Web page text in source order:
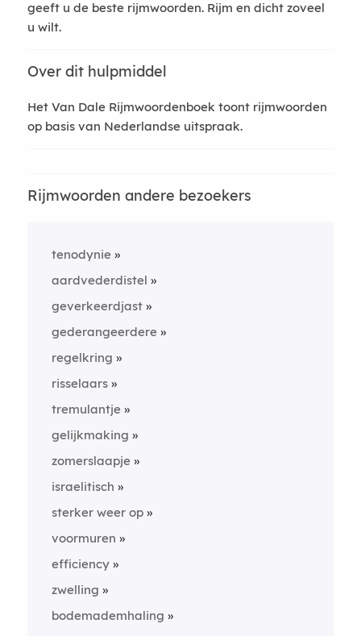
geeft u de beste rijmwoorden. Rijm en dicht zoveel
u wilt.
Over dit hulpmiddel
Het Van Dale Rijmwoordenboek toont rijmwoorden
op basis van Nederlandse uitspraak.
Rijmwoorden andere bezoekers
tenodynie
aardvederdistel
geverkeerdjast
gederangeerdere
regelkring
risselaars
tremulantje
gelijkmaking
zomerslaapje
israelitisch
sterker weer op
voormuren
efficiency
zwelling
bodemademhaling